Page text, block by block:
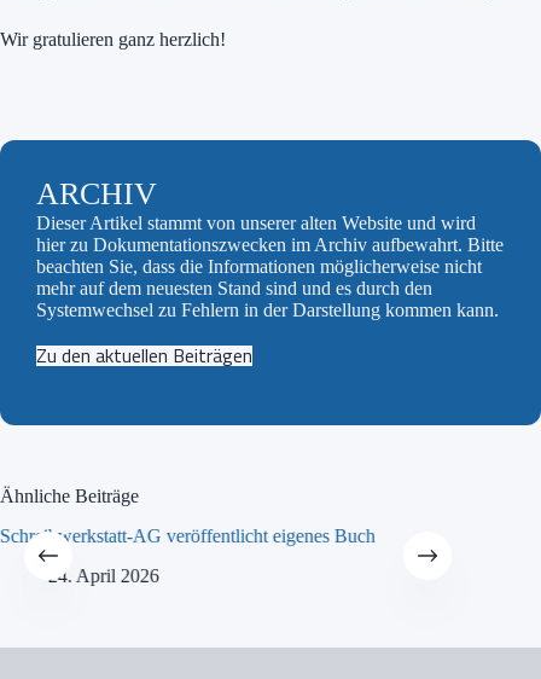
Wir gratulieren ganz herzlich!
ARCHIV
Dieser Artikel stammt von unserer alten Website und wird
hier zu Dokumentationszwecken im Archiv aufbewahrt. Bitte
beachten Sie, dass die Informationen möglicherweise nicht
mehr auf dem neuesten Stand sind und es durch den
Systemwechsel zu Fehlern in der Darstellung kommen kann.
Zu den aktuellen Beiträgen
Ähnliche Beiträge
Schreibwerkstatt-AG veröffentlicht eigenes Buch
24. April 2026